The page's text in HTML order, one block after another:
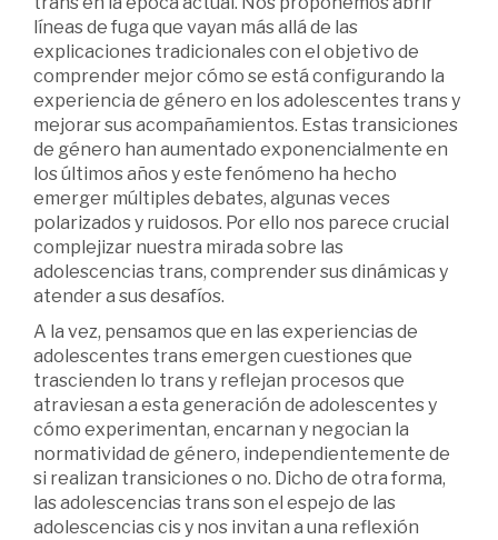
líneas de fuga que vayan más allá de las
explicaciones tradicionales con el objetivo de
comprender mejor cómo se está configurando la
experiencia de género en los adolescentes trans y
mejorar sus acompañamientos. Estas transiciones
de género han aumentado exponencialmente en
los últimos años y este fenómeno ha hecho
emerger múltiples debates, algunas veces
polarizados y ruidosos. Por ello nos parece crucial
complejizar nuestra mirada sobre las
adolescencias trans, comprender sus dinámicas y
atender a sus desafíos.
A la vez, pensamos que en las experiencias de
adolescentes trans emergen cuestiones que
trascienden lo trans y reflejan procesos que
atraviesan a esta generación de adolescentes y
cómo experimentan, encarnan y negocian la
normatividad de género, independientemente de
si realizan transiciones o no. Dicho de otra forma,
las adolescencias trans son el espejo de las
adolescencias cis y nos invitan a una reflexión